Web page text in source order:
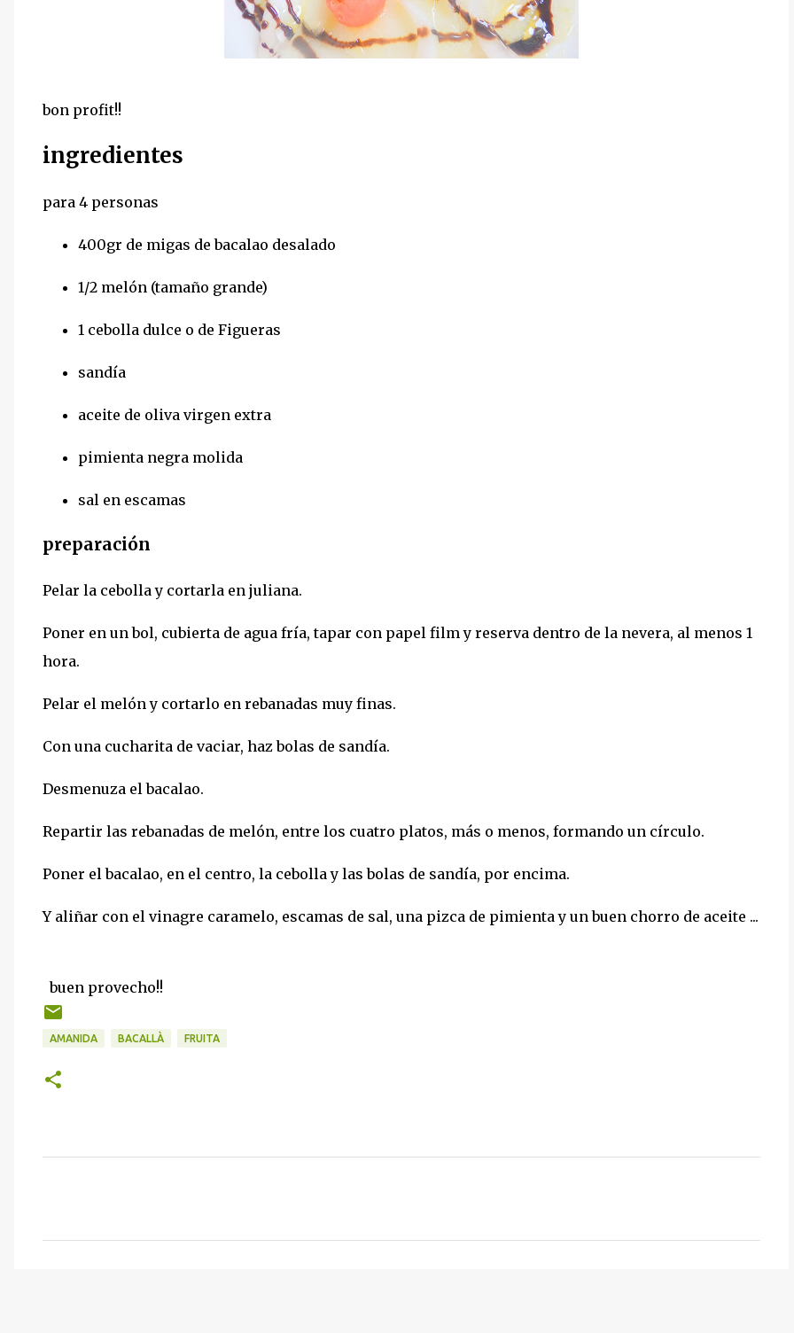
bon profit!!
ingredientes
para 4 personas
400gr de migas de bacalao desalado
1/2 melón (tamaño grande)
1 cebolla dulce o de Figueras
sandía
aceite de oliva virgen extra
pimienta negra molida
sal en escamas
preparación
Pelar la cebolla y cortarla en juliana.
Poner en un bol, cubierta de agua fría, tapar con papel film y reserva dentro de la nevera, al menos 1
hora.
Pelar el melón y cortarlo en rebanadas muy finas.
Con una cucharita de vaciar, haz bolas de sandía.
Desmenuza el bacalao.
Repartir las rebanadas de melón, entre los cuatro platos, más o menos, formando un círculo.
Poner el bacalao, en el centro, la cebolla y las bolas de sandía, por encima.
Y aliñar con el vinagre caramelo, escamas de sal, una pizca de pimienta y un buen chorro de aceite ...
buen provecho!!
AMANIDA BACALLÀ FRUITA